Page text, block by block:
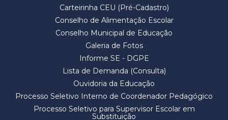
Carteirinha CEU (Pré-Cadastro)
Conselho de Alimentação Escolar
Conselho Municipal de Educação
Galeria de Fotos
Informe SE - DGPE
Lista de Demanda (Consulta)
Ouvidoria da Educação
Processo Seletivo Interno de Coordenador Pedagógico
Processo Seletivo para Supervisor Escolar em
Substituição